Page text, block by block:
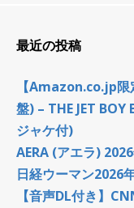
最近の投稿
【Amazon.co.jp限
盤) – THE JET
ジャケ付)
AERA (アエラ)
日経ウーマン2026
【音声DL付き】